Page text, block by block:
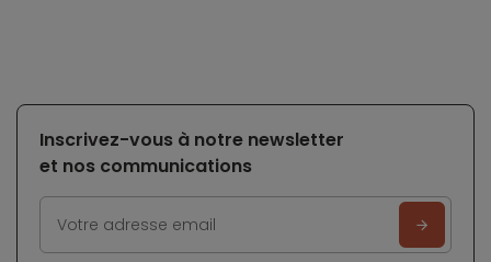
Inscrivez-vous à notre newsletter
et nos communications